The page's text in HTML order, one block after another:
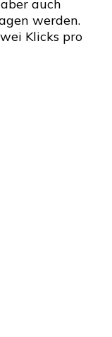
auch
werden.
Klicks pro